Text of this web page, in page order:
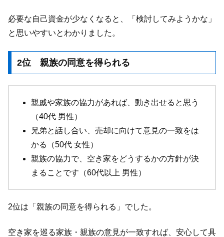
必要な自己資金が少なくなると、「検討してみようかな」
と思いやすいとわかりました。
2位 親族の同意を得られる
親戚や家族の協力があれば、動き出せると思う
（40代 男性）
兄弟と話し合い、売却に向けて意見の一致をは
かる（50代 女性）
親族の協力で、空き家をどうするかの方針が決
まることです（60代以上 男性）
2位は「親族の同意を得られる」でした。
空き家を巡る家族・親族の意見が一致すれば、安心して具